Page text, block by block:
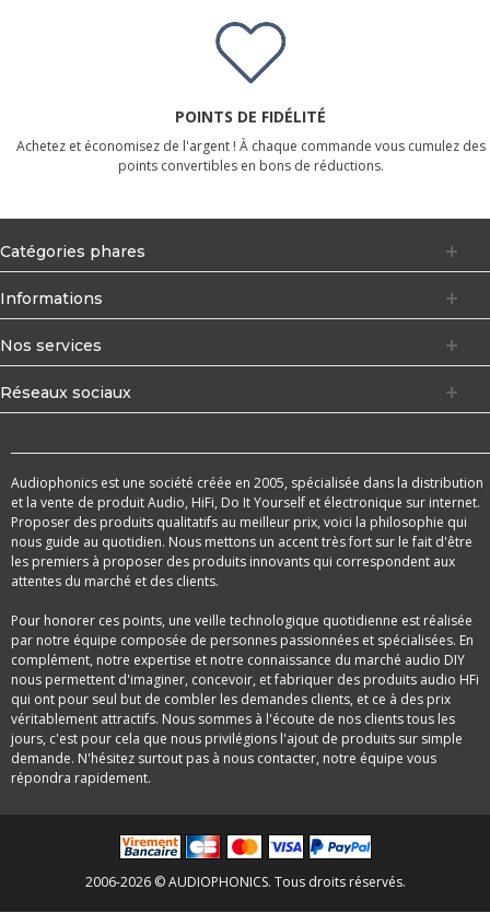
POINTS DE FIDÉLITÉ
Achetez et économisez de l'argent ! À chaque commande vous cumulez des
points convertibles en bons de réductions.
Catégories phares
Informations
Nos services
Réseaux sociaux
Audiophonics est une société créée en 2005, spécialisée dans la distribution
et la vente de produit Audio, HiFi, Do It Yourself et électronique sur internet.
Proposer des produits qualitatifs au meilleur prix, voici la philosophie qui
nous guide au quotidien. Nous mettons un accent très fort sur le fait d'être
les premiers à proposer des produits innovants qui correspondent aux
attentes du marché et des clients.
Pour honorer ces points, une veille technologique quotidienne est réalisée
par notre équipe composée de personnes passionnées et spécialisées. En
complément, notre expertise et notre connaissance du marché audio DIY
nous permettent d'imaginer, concevoir, et fabriquer des produits audio HFi
qui ont pour seul but de combler les demandes clients, et ce à des prix
véritablement attractifs. Nous sommes à l'écoute de nos clients tous les
jours, c'est pour cela que nous privilégions l'ajout de produits sur simple
demande. N'hésitez surtout pas à nous contacter, notre équipe vous
répondra rapidement.
2006-2026 © AUDIOPHONICS. Tous droits réservés.